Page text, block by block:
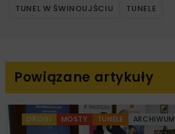
TUNEL W ŚWINOUJŚCIU
TUNELE
Powiązane artykuły
DROGI MOSTY TUNELE